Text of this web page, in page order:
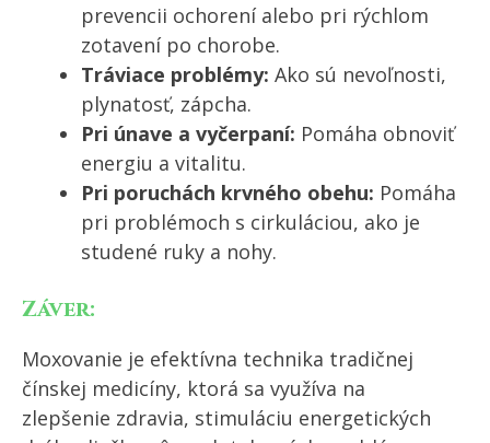
prevencii ochorení alebo pri rýchlom
zotavení po chorobe.
Tráviace problémy: Ako sú nevoľnosti,
plynatosť, zápcha.
Pri únave a vyčerpaní: Pomáha obnoviť
energiu a vitalitu.
Pri poruchách krvného obehu: Pomáha
pri problémoch s cirkuláciou, ako je
studené ruky a nohy.
Záver:
Moxovanie je efektívna technika tradičnej
čínskej medicíny, ktorá sa využíva na
zlepšenie zdravia, stimuláciu energetických